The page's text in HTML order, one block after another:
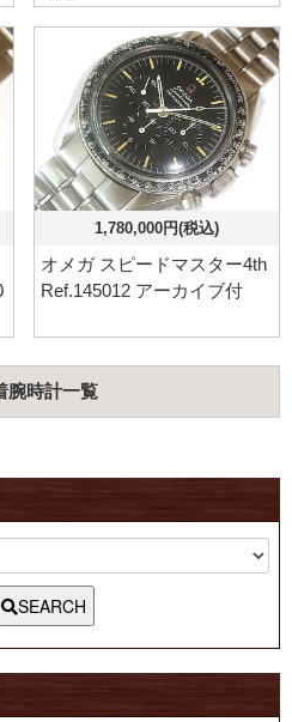
1,780,000円(税込)
オメガ スピードマスター4th
Ref.145012 アーカイブ付
腕時計一覧
SEARCH